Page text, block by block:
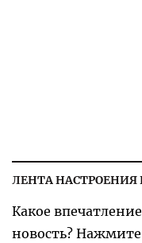
ЛЕНТА НАСТРОЕНИЯ
Какое
новость?